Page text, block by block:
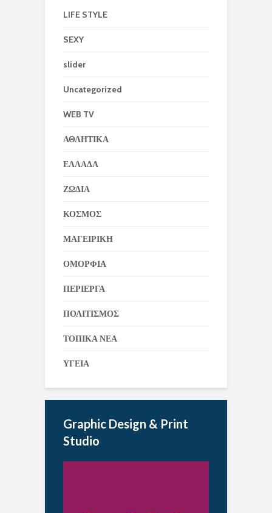
LIFE STYLE
SEXY
slider
Uncategorized
WEB TV
ΑΘΛΗΤΙΚΑ
ΕΛΛΑΔΑ
ΖΩΔΙΑ
ΚΟΣΜΟΣ
ΜΑΓΕΙΡΙΚΗ
ΟΜΟΡΦΙΑ
ΠΕΡΙΕΡΓΑ
ΠΟΛΙΤΙΣΜΟΣ
ΤΟΠΙΚΑ ΝΕΑ
ΥΓΕΙΑ
Graphic Design & Print
Studio